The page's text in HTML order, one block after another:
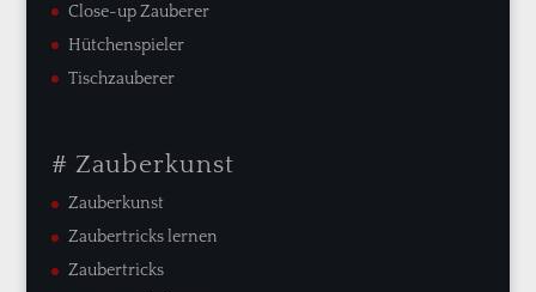
Close-up Zauberer
Hütchenspieler
Tischzauberer
# Zauberkunst
Zauberkunst
Zaubertricks lernen
Zaubertricks